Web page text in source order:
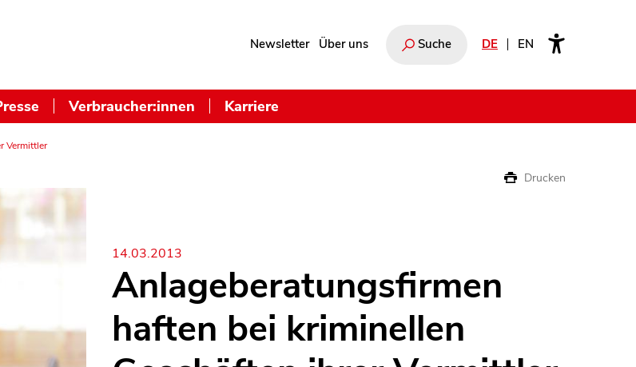
Newsletter Über uns Suche DE EN
Verbraucher:innen Karriere
Vermittler
Drucken
14.03.2013
Anlageberatungsfirmen
haften bei kriminellen